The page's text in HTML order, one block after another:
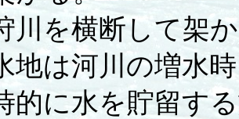
川を横断して架
地は河川の増水
的に水を貯留す